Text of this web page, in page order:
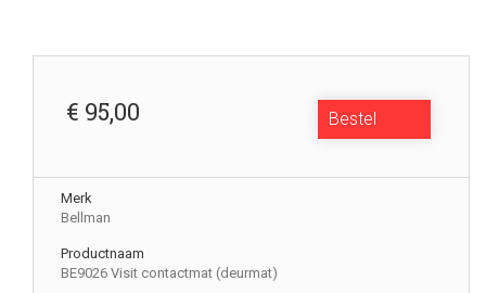
€ 95,00 Bestel
Merk
Bellman
Productnaam
BE9026 Visit contactmat (deurmat)